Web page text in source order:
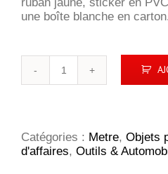
une boîte blanche en
Pro
8m
Catégories : Metre, Objets
d'affaires, Outils &